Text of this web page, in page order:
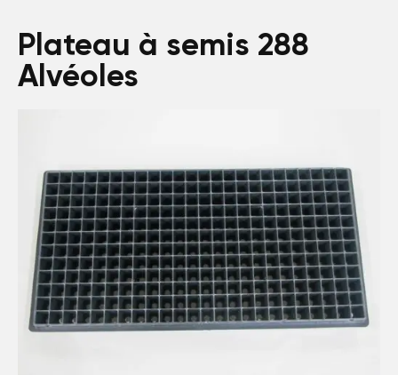
Plateau à semis 288
Alvéoles